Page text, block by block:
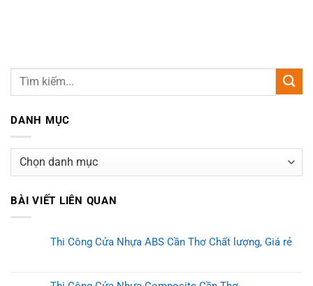
DANH MỤC
mục
BÀI VIẾT LIÊN QUAN
Thi Công Cửa Nhựa ABS Cần Thơ Chất lượng, Giá rẻ